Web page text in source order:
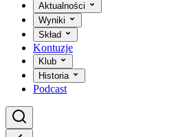
Aktualności
Wyniki
Skład
Kontuzje
Klub
Historia
Podcast